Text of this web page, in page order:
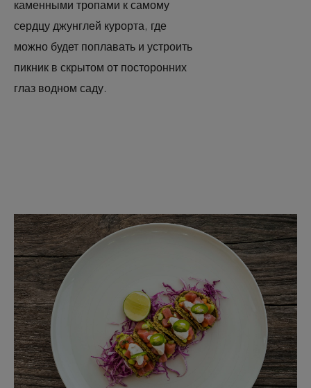
каменными тропами к самому
сердцу джунглей курорта, где
можно будет поплавать и устроить
пикник в скрытом от посторонних
глаз водном саду.